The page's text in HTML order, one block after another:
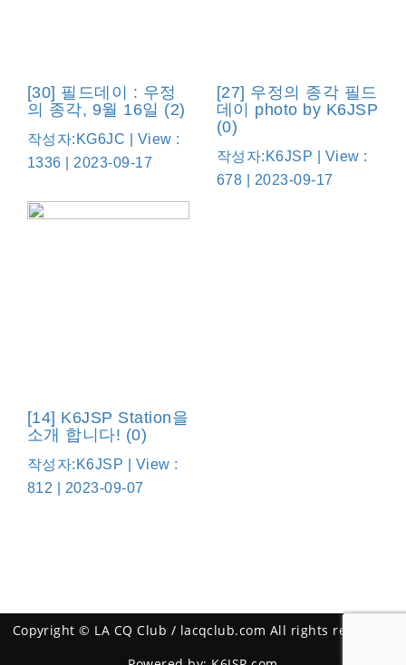
[30] 필드데이 : 우정
의 종각, 9월 16일 (2)
작성자:KG6JC | View :
1336 | 2023-09-17
[27] 우정의 종각 필드
데이 photo by K6JSP
(0)
작성자:K6JSP | View :
678 | 2023-09-17
[14] K6JSP Station을
소개 합니다! (0)
작성자:K6JSP | View :
812 | 2023-09-07
Copyright © LA CQ Club / lacqclub.com All rights reserved.